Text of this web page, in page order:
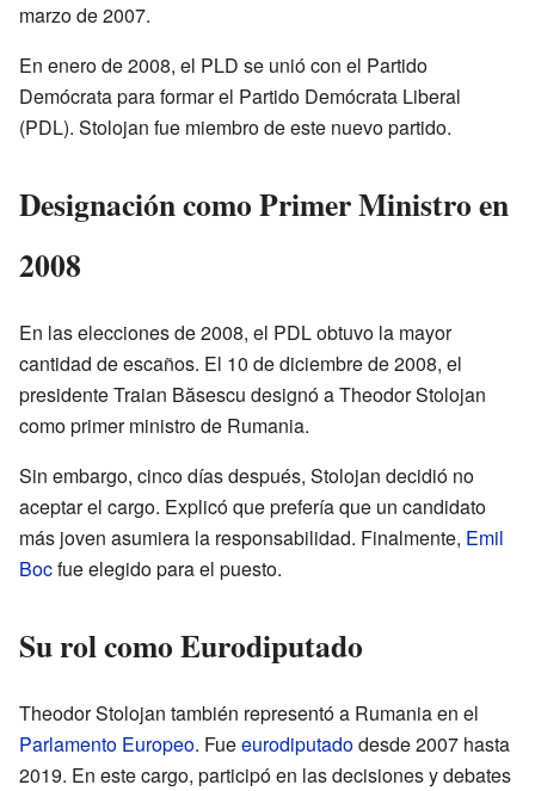
marzo de 2007.
En enero de 2008, el PLD se unió con el Partido
Demócrata para formar el Partido Demócrata Liberal
(PDL). Stolojan fue miembro de este nuevo partido.
Designación como Primer Ministro en
2008
En las elecciones de 2008, el PDL obtuvo la mayor
cantidad de escaños. El 10 de diciembre de 2008, el
presidente Traian Băsescu designó a Theodor Stolojan
como primer ministro de Rumania.
Sin embargo, cinco días después, Stolojan decidió no
aceptar el cargo. Explicó que prefería que un candidato
más joven asumiera la responsabilidad. Finalmente, Emil
Bocfue elegido para el puesto.
Su rol como Eurodiputado
Theodor Stolojan también representó a Rumania en el
Parlamento Europeo. Fueeurodiputadodesde 2007 hasta
2019. En este cargo, participó en las decisiones y debates